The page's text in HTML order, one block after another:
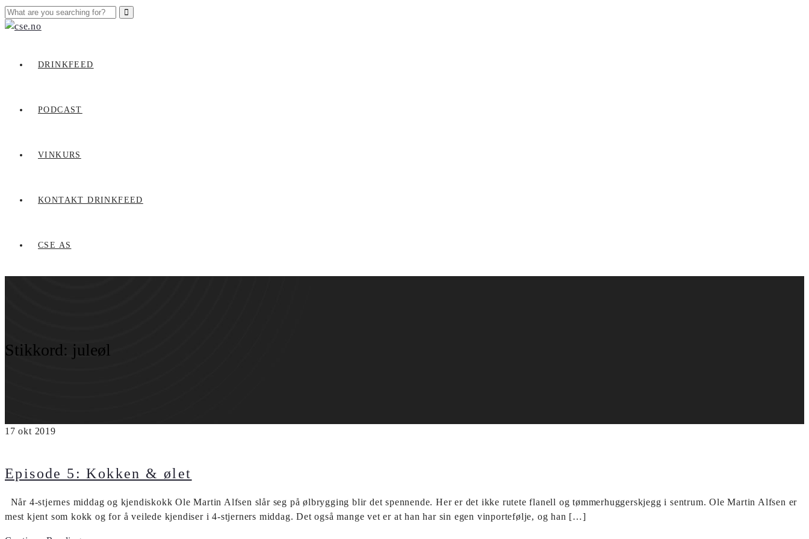
DRINKFEED
PODCAST
VINKURS
KONTAKT DRINKFEED
CSE AS
Stikkord: juleøl
17 okt 2019
Episode 5: Kokken & ølet
Når 4-stjernes middag og kjendiskokk Ole Martin Alfsen slår seg på ølbrygging blir det spennende. Her er det ikke rutete flanell og tømmerhuggerskjegg i sentrum. Ole Martin Alfsen er
mest kjent som kokk og for å veilede kjendiser i 4-stjerners middag. Det også mange vet er at han har sin egen vinportefølje, og han […]